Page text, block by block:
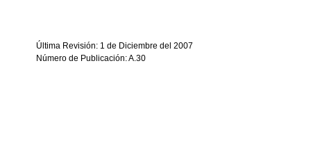
Última Revisión: 1 de Diciembre del 2007
Número de Publicación: A.30